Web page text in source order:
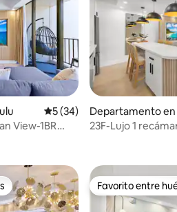
Calificación promedio: 5 de
5 (34)
View-1BR
Departamento
23F-Lujo 1
Favorito entre
Favorito entre